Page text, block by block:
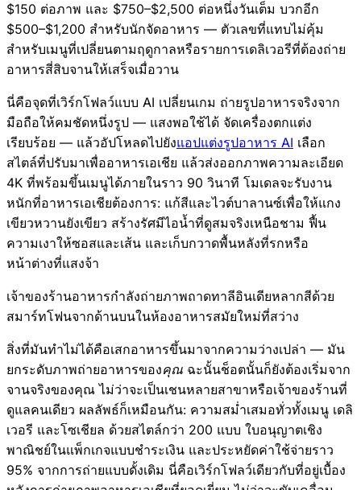
$150 ต่อภาพ และ $750–$2,500 ต่อหนึ่งวันเต็ม บวกอีก
$500–$1,200 สำหรับนักจัดอาหาร — ตัวเลขที่แทบไม่คุ้ม
สำหรับเมนูที่เปลี่ยนตามฤดูกาลหรือรายการเดลิเวอรีที่ต้องถ่าย
อาหารสี่สิบจานให้เสร็จเมื่อวาน
นี่คือจุดที่เวิร์กโฟลว์แบบ AI เปลี่ยนเกม ถ่ายรูปอาหารจริงจาก
มือถือให้คมชัดหนึ่งรูป — แสงพอใช้ได้ จัดเครื่องตกแต่ง
เรียบร้อย — แล้วอัปโหลดไปยังแอปแต่งรูปอาหาร AI เลือก
สไตล์ที่ปรับมาเพื่ออาหารเอเชีย แล้วส่งออกภาพความละเอียด
4K ที่พร้อมขึ้นเมนูได้ภายในราว 90 วินาที โมเดลจะรับงาน
หนักที่อาหารเอเชียต้องการ: แก้สีและไวต์บาลานซ์เพื่อให้แกง
เขียวหวานยังเขียว สร้างรัศมีไอน้ำที่ดูสมจริงเหนือชาม ฟื้น
ความเงาให้ซอสและเส้น และเก็บกวาดพื้นหลังที่รกหรือ
หน้าต่างที่แสงจ้า
เจ้าของร้านอาหารกำลังถ่ายภาพถาดทาลีอินเดียหลากสีด้วย
สมาร์ทโฟนจากด้านบนในห้องอาหารสมัยใหม่ที่สว่าง
สิ่งที่มันทำไม่ได้คือเสกอาหารขึ้นมาจากความว่างเปล่า — มัน
ยกระดับภาพถ่ายอาหารของคุณ ฉะนั้นช็อตนั้นก็ยังต้องเริ่มจาก
จานจริงของคุณ ไม่ว่าจะเป็นเชนหลายสาขาหรือเจ้าของร้านที่
ดูแลคนเดียว ผลลัพธ์ก็เหมือนกัน: ความสม่ำเสมอทั่วทั้งเมนู เดลิ
เวอรี และโซเชียล ด้วยสไตล์กว่า 200 แบบ ใบอนุญาตเชิง
พาณิชย์ในแพ็กเกจแบบชำระเงิน และประหยัดค่าใช้จ่ายราว
95% จากการถ่ายแบบดั้งเดิม นี่คือเวิร์กโฟลว์เดียวกับที่อยู่เบื้อง